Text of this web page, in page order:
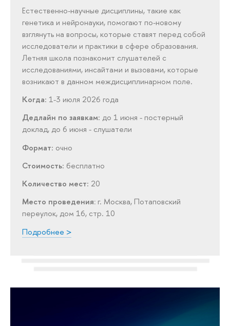
Естественно-научные дисциплины, такие как
генетика и нейронауки, помогают по-новому
взглянуть на вопросы, которые ставят перед собой
исследователи и практики в сфере образования.
Летняя школа познакомит слушателей с
исследованиями, инсайтами и вызовами, которые
возникают в данном междисциплинарном поле.
Когда: 1-3 июля 2026 года
Дедлайн по заявкам: до 1 июня - постерный
доклад, до 6 июня - слушатели
Формат: очно
Стоимость: бесплатно
Количество мест: 20
Место проведения: г. Москва, Потаповский
переулок, дом 16, стр. 10
Подробнее >